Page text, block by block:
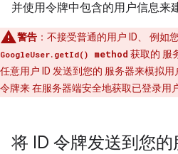
并使用令牌中包含的用户信息来
警告 ：不接受普通的用户 ID、 例如
GoogleUser.getId() method 获取的 服
任意用户 ID 发送到您的 服务器来模拟
令牌来 在服务器端安全地获取已登录用
将 ID 令牌发送到您的